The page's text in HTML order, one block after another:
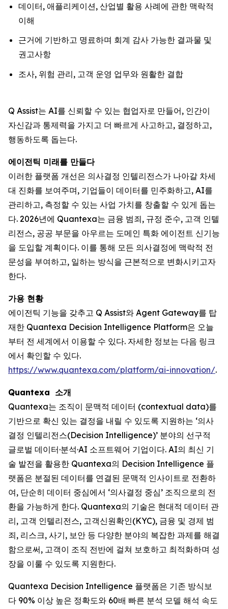
데이터, 애플리케이션, 산업별 활용 사례에 관한 맥락적
이해
근거에 기반하고 명료하며 회계 감사 가능한 결과물 및
권고사항
조사, 위험 관리, 고객 운영 업무와 원활한 결합
Q Assist는 AI를 신뢰할 수 있는 협업자로 만들어, 인간이
자신감과 통제력을 가지고 더 빠르게 사고하고, 결정하고,
행동하도록 돕는다.
에이전틱 미래를 만들다
이러한 플랫폼 개선은 의사결정 인텔리전스가 나아갈 차세
대 진화를 보여주며, 기업들이 데이터를 민주화하고, AI를
관리하고, 측정할 수 있는 사업 가치를 창출할 수 있게 돕는
다. 2026년에 Quantexa는 금융 범죄, 규정 준수, 고객 인텔
리전스, 공공 부문을 아우르는 도메인 특화 에이전트 신기능
을 도입할 계획이다. 이를 통해 모든 의사결정에 맥락적 전
문성을 부여하고, 일하는 방식을 근본적으로 변화시키고자
한다.
가용 현황
에이전틱 기능을 갖추고 Q Assist와 Agent Gateway를 탑
재한 Quantexa Decision Intelligence Platform은 오늘
부터 전 세계에서 이용할 수 있다. 자세한 정보는 다음 링크
에서 확인할 수 있다.
https://www.quantexa.com/platform/ai-innovation/.
Quantexa 소개
Quantexa는 조직이 문맥적 데이터 (contextual data)를
기반으로 확신 있는 결정을 내릴 수 있도록 지원하는 ‘의사
결정 인텔리전스(Decision Intelligence)’ 분야의 선구적
글로벌 데이터·분석·AI 소프트웨어 기업이다. AI의 최신 기
술 발전을 활용한 Quantexa의 Decision Intelligence 플
랫폼은 분절된 데이터를 연결된 문맥적 인사이트로 전환하
여, 단순히 데이터 중심에서 ‘의사결정 중심’ 조직으로의 전
환을 가능하게 한다. Quantexa의 기술은 현대적 데이터 관
리, 고객 인텔리전스, 고객신원확인(KYC), 금융 및 경제 범
죄, 리스크, 사기, 보안 등 다양한 분야의 복잡한 과제를 해결
함으로써, 고객이 조직 전반에 걸쳐 보호하고 최적화하며 성
장을 이룰 수 있도록 지원한다.
Quantexa Decision Intelligence 플랫폼은 기존 방식보
다 90% 이상 높은 정확도와 60배 빠른 분석 모델 해석 속도